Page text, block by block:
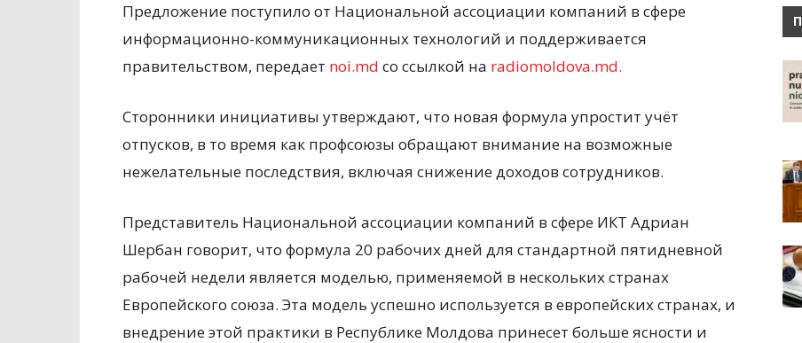
Предложение поступило от Национальной ассоциации компаний в сфере
информационно-коммуникационных технологий и поддерживается
правительством, передает noi.md со ссылкой на radiomoldova.md.
Сторонники инициативы утверждают, что новая формула упростит учёт
отпусков, в то время как профсоюзы обращают внимание на возможные
нежелательные последствия, включая снижение доходов сотрудников.
Представитель Национальной ассоциации компаний в сфере ИКТ Адриан
Шербан говорит, что формула 20 рабочих дней для стандартной пятидневной
рабочей недели является моделью, применяемой в нескольких странах
Европейского союза. Эта модель успешно используется в европейских странах, и
внедрение этой практики в Республике Молдова принесет больше ясности и